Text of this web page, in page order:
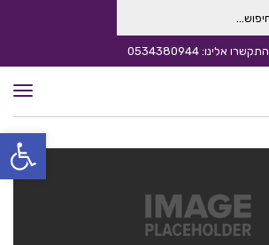
פתח
עבור: התקשרו אלינו: 0534380944